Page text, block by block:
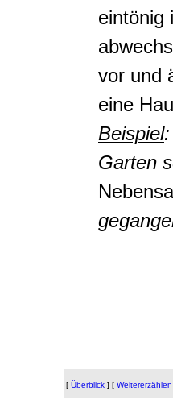
eintönig
vor und
eine
Beispiel:
Garten
[ Überblick ] [ Weitererzählen